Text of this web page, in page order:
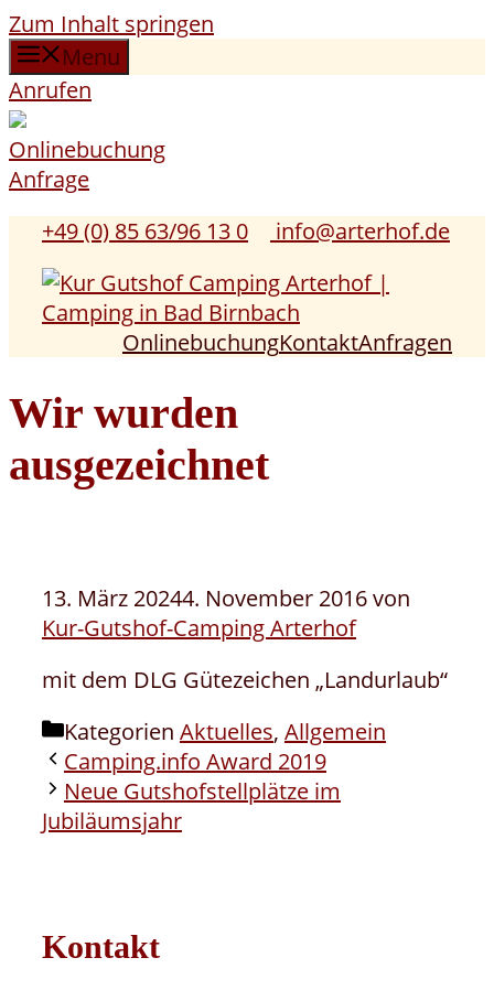
Zum Inhalt springen
Menu
Anrufen
Onlinebuchung
Anfrage
+49 (0) 85 63/96 13 0
info@arterhof.de
OnlinebuchungKontaktAnfragen
Wir wurden
ausgezeichnet
13. März 20244. November 2016von
Kur-Gutshof-Camping Arterhof
mit dem DLG Gütezeichen „Landurlaub“
Kategorien Aktuelles, Allgemein
Camping.info Award 2019
Neue Gutshofstellplätze im
Jubiläumsjahr
Kontakt